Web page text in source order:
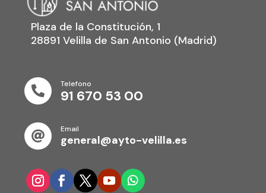
Plaza de la Constitución, 1
28891 Velilla de San Antonio (Madrid)

Telefono
91 670 53 00

Email
general@ayto-velilla.es